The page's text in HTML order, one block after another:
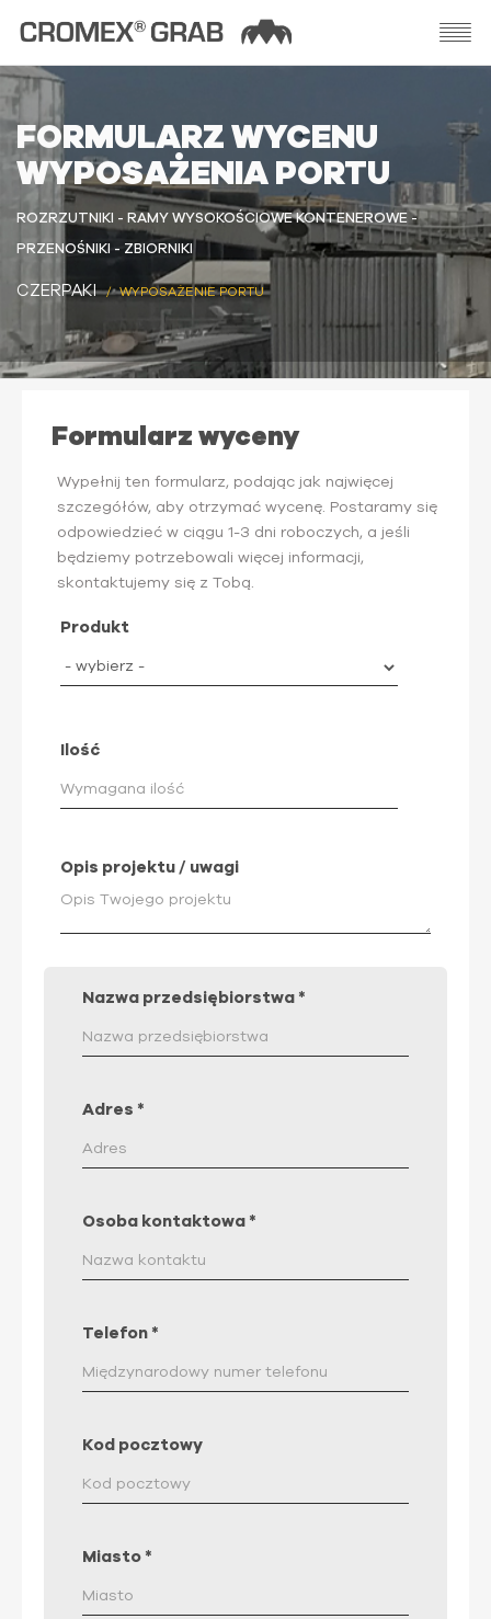
FORMULARZ WYCENU
WYPOSAŻENIA PORTU
ROZRZUTNIKI - RAMY WYSOKOŚCIOWE KONTENEROWE -
PRZENOŚNIKI - ZBIORNIKI
CZERPAKI WYPOSAŻENIE PORTU
Formularz wyceny
Wypełnij ten formularz, podając jak najwięcej
szczegółów, aby otrzymać wycenę. Postaramy się
odpowiedzieć w ciągu 1-3 dni roboczych, a jeśli
będziemy potrzebowali więcej informacji,
skontaktujemy się z Tobą.
Produkt
Ilość
Opis projektu / uwagi
Nazwa przedsiębiorstwa *
Adres *
Osoba kontaktowa *
Telefon *
Kod pocztowy
Miasto *